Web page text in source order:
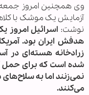
آزمایش یک موشک با
نوشت: اسرائیل امروز
هدفش ایران بود.
زرادخانه هسته‌ای در
شده است که برای حمل
نمی‌زنند اما به
می‌کنند.